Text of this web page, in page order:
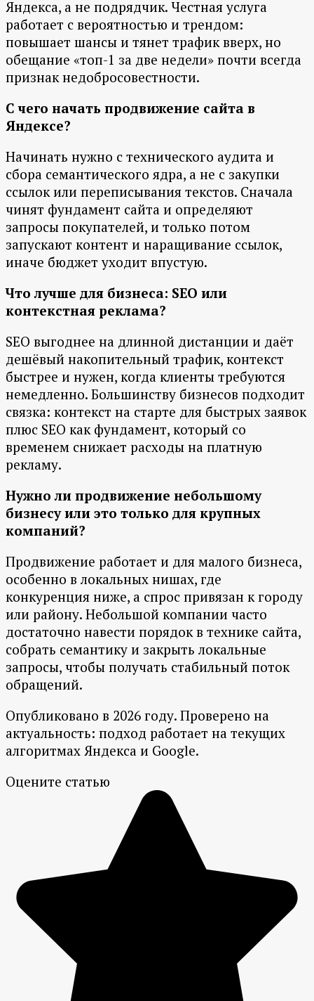
Яндекса, а не подрядчик. Честная услуга
работает с вероятностью и трендом:
повышает шансы и тянет трафик вверх, но
обещание «топ-1 за две недели» почти всегда
признак недобросовестности.
С чего начать продвижение сайта в
Яндексе?
Начинать нужно с технического аудита и
сбора семантического ядра, а не с закупки
ссылок или переписывания текстов. Сначала
чинят фундамент сайта и определяют
запросы покупателей, и только потом
запускают контент и наращивание ссылок,
иначе бюджет уходит впустую.
Что лучше для бизнеса: SEO или
контекстная реклама?
SEO выгоднее на длинной дистанции и даёт
дешёвый накопительный трафик, контекст
быстрее и нужен, когда клиенты требуются
немедленно. Большинству бизнесов подходит
связка: контекст на старте для быстрых заявок
плюс SEO как фундамент, который со
временем снижает расходы на платную
рекламу.
Нужно ли продвижение небольшому
бизнесу или это только для крупных
компаний?
Продвижение работает и для малого бизнеса,
особенно в локальных нишах, где
конкуренция ниже, а спрос привязан к городу
или району. Небольшой компании часто
достаточно навести порядок в технике сайта,
собрать семантику и закрыть локальные
запросы, чтобы получать стабильный поток
обращений.
Опубликовано в 2026 году. Проверено на
актуальность: подход работает на текущих
алгоритмах Яндекса и Google.
Оцените статью